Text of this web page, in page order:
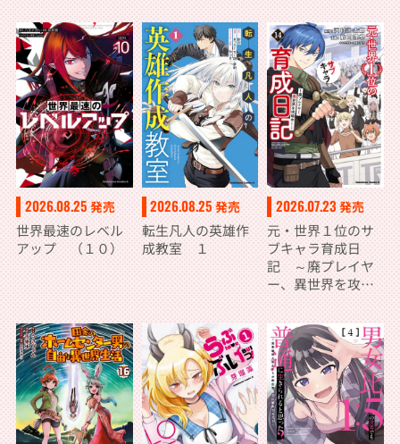
2026.08.25 発売
世界最速のレベル
アップ （１０）
2026.08.25 発売
転生凡人の英雄作
成教室 １
2026.07.23 発売
元・世界１位のサ
ブキャラ育成日
記 ～廃プレイヤ
ー、異世界を攻略